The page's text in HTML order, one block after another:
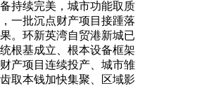
持续完美，城市功能取质
一批沉点财产项目接踵落
。环新英湾自贸港新城已
根基成立、根本设备框架
产项目连续投产、城市雏
取本钱加快集聚、区域影